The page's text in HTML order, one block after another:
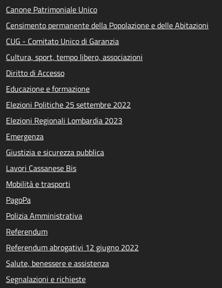
Canone Patrimoniale Unico
Censimento permanente della Popolazione e delle Abitazioni
CUG - Comitato Unico di Garanzia
Cultura, sport, tempo libero, associazioni
Diritto di Accesso
Educazione e formazione
Elezioni Politiche 25 settembre 2022
Elezioni Regionali Lombardia 2023
Emergenza
Giustizia e sicurezza pubblica
Lavori Cassanese Bis
Mobilità e trasporti
PagoPa
Polizia Amministrativa
Referendum
Referendum abrogativi 12 giugno 2022
Salute, benessere e assistenza
Segnalazioni e richieste